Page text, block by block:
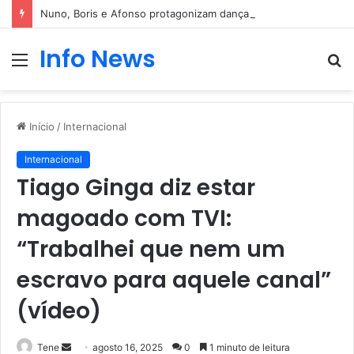
Nuno, Boris e Afonso protagonizam dança sensual
Menu
Info News
Início / Internacional
Internacional
Tiago Ginga diz estar
magoado com TVI:
“Trabalhei que nem um
escravo para aquele canal”
(vídeo)
Tene
Mandeagosto 16, 2025 0 1 minuto de leitura